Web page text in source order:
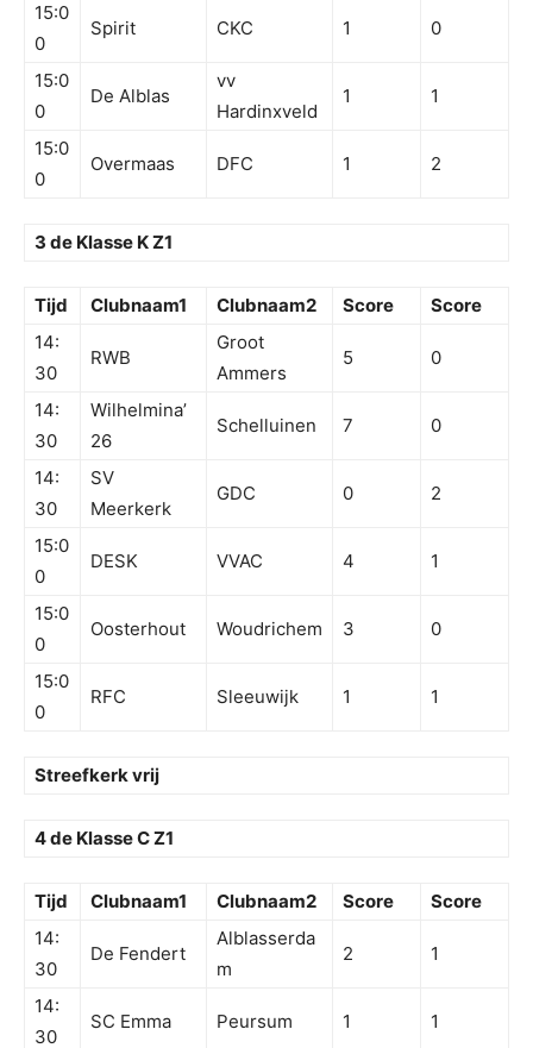
15:0
0
Spirit CKC 1 0
15:0
0
De Alblas
vv
Hardinxveld
1 1
15:0
0
Overmaas DFC 1 2
3 de Klasse K Z1
Tijd Clubnaam1 Clubnaam2 Score
Score
14:
30
RWB
Groot
Ammers
5 0
14:
30
Wilhelmina’
26
Schelluinen 7 0
14:
30
SV
Meerkerk
GDC 0 2
15:0
0
DESK VVAC 4 1
15:0
0
Oosterhout Woudrichem 3 0
15:0
0
RFC Sleeuwijk 1 1
Streefkerk vrij
4 de Klasse C Z1
Tijd Clubnaam1 Clubnaam2 Score
Score
14:
30
De Fendert
Alblasserda
m
2 1
14:
30
SC Emma Peursum 1 1